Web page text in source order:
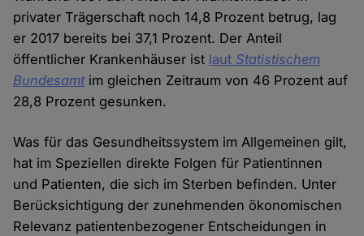
privater Trägerschaft noch 14,8 Prozent betrug, lag
er 2017 bereits bei 37,1 Prozent. Der Anteil
öffentlicher Krankenhäuser ist laut Statistischem
Bundesamtim gleichen Zeitraum von 46 Prozent auf
28,8 Prozent gesunken.
Was für das Gesundheitssystem im Allgemeinen gilt,
hat im Speziellen direkte Folgen für Patientinnen
und Patienten, die sich im Sterben befinden. Unter
Berücksichtigung der zunehmenden ökonomischen
Relevanz patientenbezogener Entscheidungen in